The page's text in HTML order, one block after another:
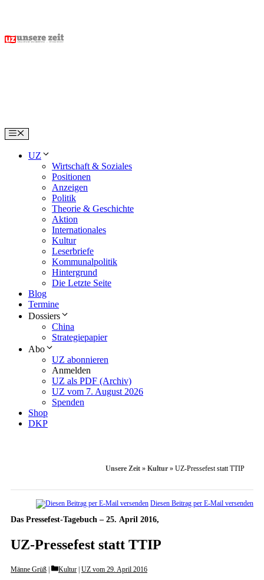
content
Menu
UZ
Wirtschaft & Soziales
Positionen
Anzeigen
Politik
Theorie & Geschichte
Aktion
Internationales
Kultur
Leserbriefe
Kommunalpolitik
Hintergrund
Die Letzte Seite
Blog
Termine
Dossiers
China
Strategiepapier
Abo
UZ abonnieren
Anmelden
UZ als PDF (Archiv)
UZ vom 7. August 2026
Spenden
Shop
DKP
Unsere Zeit » Kultur » UZ-Pressefest statt TTIP
Diesen Beitrag per E-Mail versenden
Das Pressefest-Tagebuch – 25. April 2016,
UZ-Pressefest statt TTIP
Männe Grüß Categories
Kultur UZ vom 29. April 2016